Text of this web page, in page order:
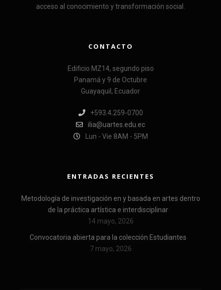
acceso al conocimiento y transformación social.
CONTACTO
Edificio MZ14, segundo piso
Panamá y 9 de Octubre
Guayaquil, Ecuador
+593.4.259-0700
ilia@uartes.edu.ec
Lun - Vie 8AM - 5PM
ENTRADAS RECIENTES
Metodología de investigación en y basada en artes dentro
de la práctica artística e interdisciplinar
14 mayo, 2026
Convocatoria abierta para la colección Estudiantes
7 mayo, 2026